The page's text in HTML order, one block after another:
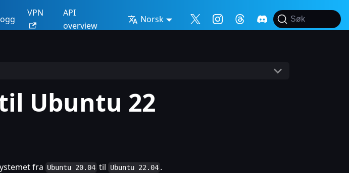
VPN
API
overview
Norsk Søk
Ubuntu 22
fra Ubuntu 20.04 til Ubuntu 22.04 .